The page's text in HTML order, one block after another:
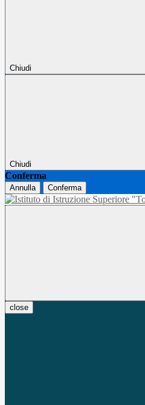
Chiudi
Chiudi
Conferma
Annulla Conferma
close